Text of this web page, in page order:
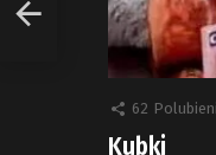
62
Kubki